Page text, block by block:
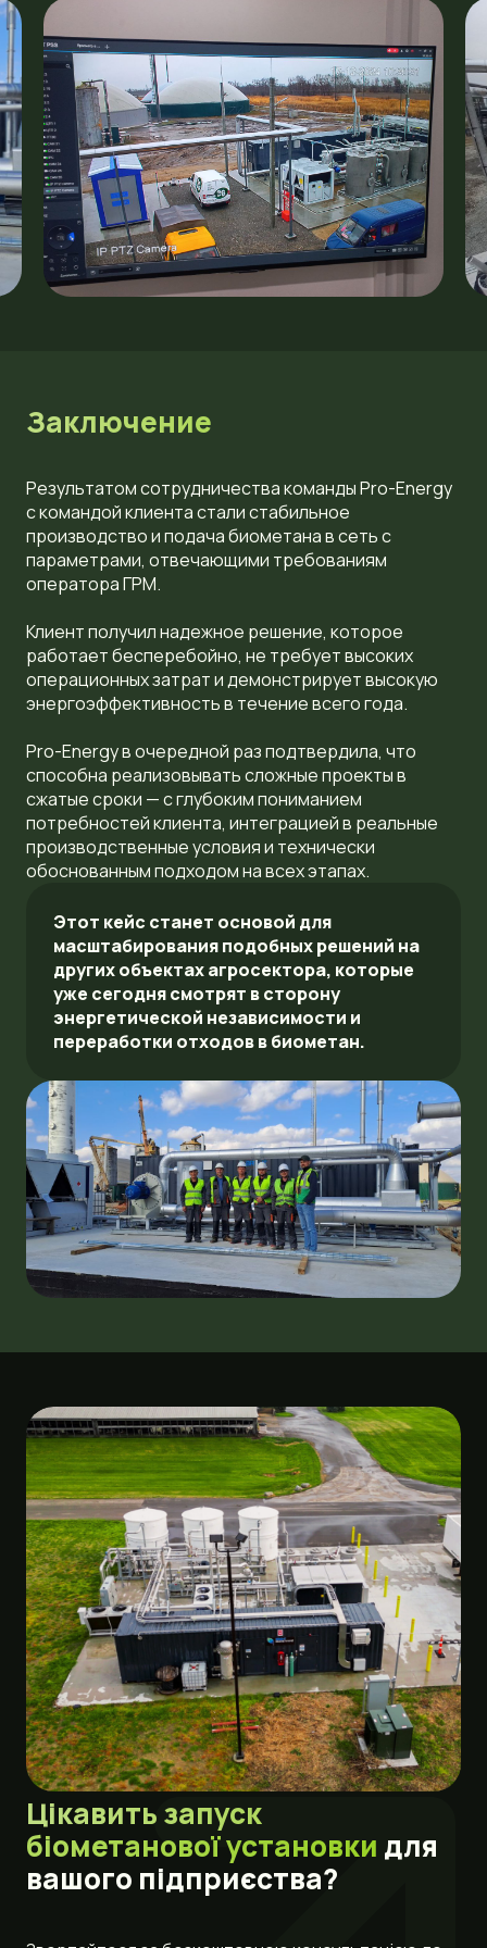
Заключение
Результатом сотрудничества команды Pro-Energy
с командой клиента стали стабильное
производство и подача биометана в сеть с
параметрами, отвечающими требованиям
оператора ГРМ.
Клиент получил надежное решение, которое
работает бесперебойно, не требует высоких
операционных затрат и демонстрирует высокую
энергоэффективность в течение всего года.
Pro-Energy в очередной раз подтвердила, что
способна реализовывать сложные проекты в
сжатые сроки — с глубоким пониманием
потребностей клиента, интеграцией в реальные
производственные условия и технически
обоснованным подходом на всех этапах.
Этот кейс станет основой для
масштабирования подобных решений на
других объектах агросектора, которые
уже сегодня смотрят в сторону
энергетической независимости и
переработки отходов в биометан.
Цікавить запуск
біометанової установки для
вашого підприєства?